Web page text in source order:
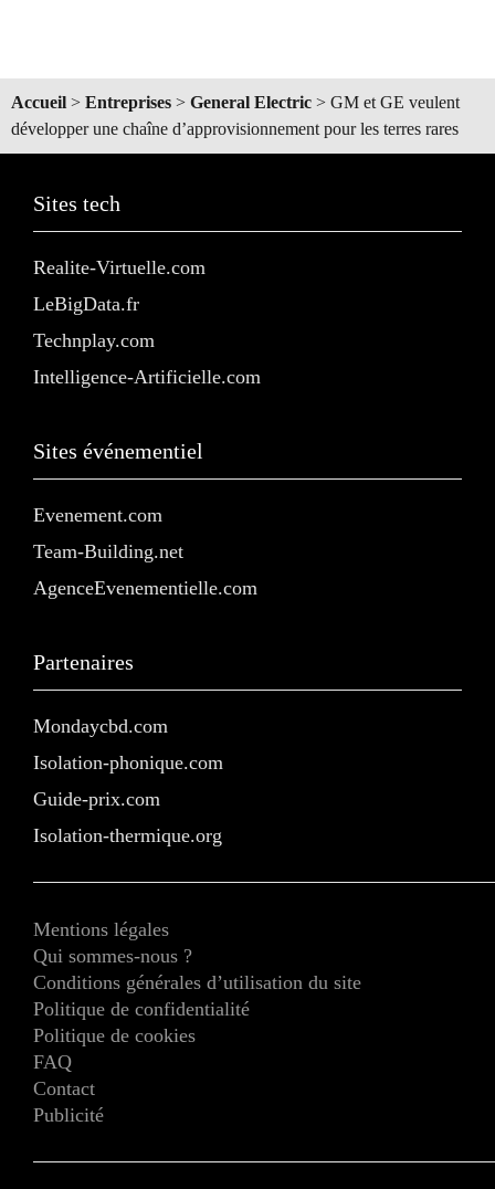
Accueil > Entreprises > General Electric > GM et GE veulent
développer une chaîne d’approvisionnement pour les terres rares
Sites tech
Realite-Virtuelle.com
LeBigData.fr
Technplay.com
Intelligence-Artificielle.com
Sites événementiel
Evenement.com
Team-Building.net
AgenceEvenementielle.com
Partenaires
Mondaycbd.com
Isolation-phonique.com
Guide-prix.com
Isolation-thermique.org
Mentions légales
Qui sommes-nous ?
Conditions générales d’utilisation du site
Politique de confidentialité
Politique de cookies
FAQ
Contact
Publicité